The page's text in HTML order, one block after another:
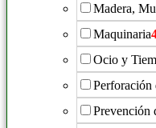
Madera,
Maquinaria
Ocio y
Perforación
Prevención